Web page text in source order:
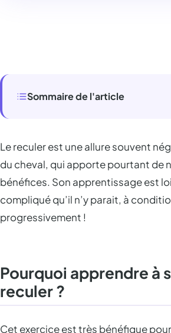
Sommaire de l'article
Le reculer est une allure souvent
du cheval, qui apporte pourtant de
bénéfices. Son apprentissage est
compliqué qu’il n’y parait, à
progressivement !
Pourquoi apprendre à
reculer ?
Cet exercice est très bénéfique